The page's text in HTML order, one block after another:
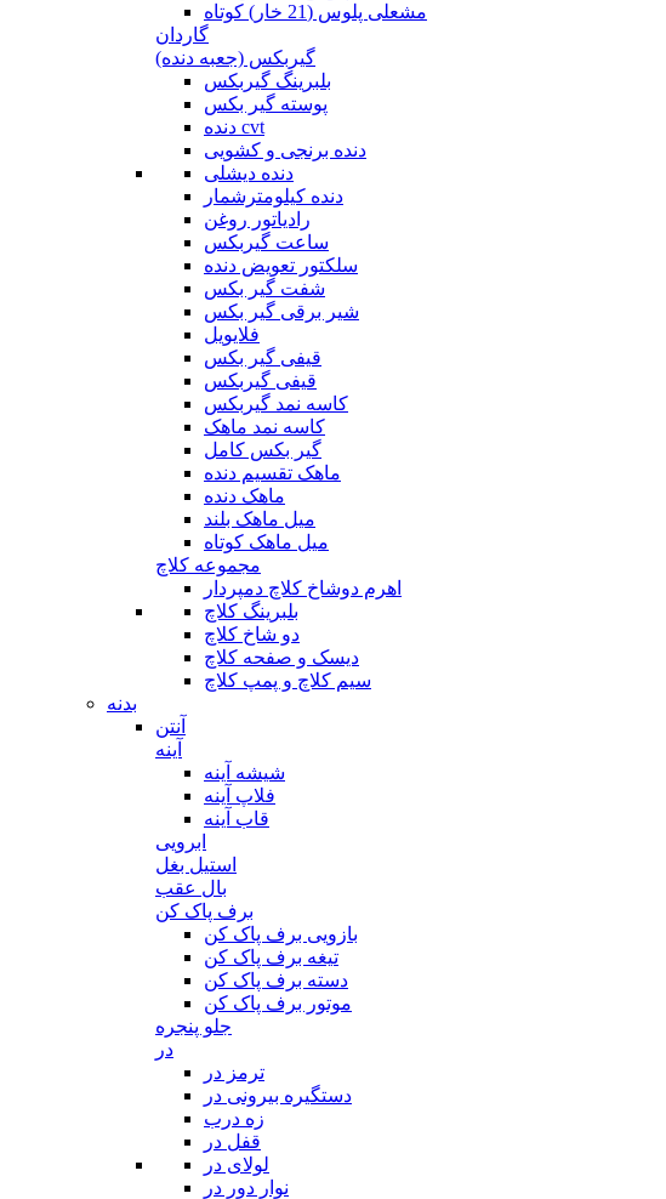
مشعلی پلوس (21 خار) کوتاه
گاردان
گیربکس (جعبه دنده)
بلبرینگ گیربکس
پوسته گیر بکس
دنده cvt
دنده برنجی و کشویی
دنده دیشلی
دنده کیلومترشمار
رادیاتور روغن
ساعت گیربکس
سلکتور تعویض دنده
شفت گیر بکس
شیر برقی گیر بکس
فلایویل
قیفی گیر بکس
قیفی گیربکس
کاسه نمد گیربکس
کاسه نمد ماهک
گیر بکس کامل
ماهک تقسیم دنده
ماهک دنده
میل ماهک بلند
میل ماهک کوتاه
مجموعه کلاچ
اهرم دوشاخ کلاچ دمپردار
بلبرینگ کلاچ
دو شاخ کلاچ
دیسک و صفحه کلاچ
سیم کلاچ و پمپ کلاچ
بدنه
آنتن
آینه
شیشه آینه
فلاپ آینه
قاب آینه
ابرویی
استیل بغل
بال عقب
برف پاک کن
بازویی برف پاک کن
تیغه برف پاک کن
دسته برف پاک کن
موتور برف پاک کن
جلو پنجره
در
ترمز در
دستگیره بیرونی در
زه درب
قفل در
لولای در
نوار دور در